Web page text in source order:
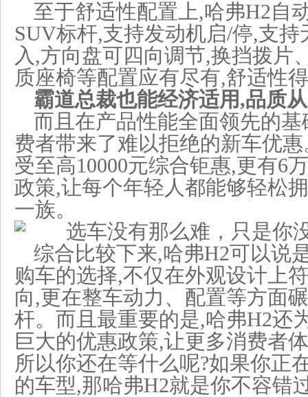
至于舒适性配置上,哈弗H2自
SUV标杆,支持发动机启/停,支
入,方向盘可四向调节,换挡拨片
质座椅等配置应有尽有,舒适性
霸道总裁也能经济适用,品质
而且在产品性能全面领先的
费者带来了难以拒绝的新车优
受至高10000元综合钜惠,更有6
政策,让每个年轻人都能够轻松
一族。
综合比较下来,哈弗H2可以说
购车的选择,不仅在外观设计上
向,更在整车动力、配置等方面
杆。而且最重要的是,哈弗H2还
巨大的优惠政策,让更多消费者
所以你还在等什么呢?如果你正
的车型,那哈弗H2就是你不容错